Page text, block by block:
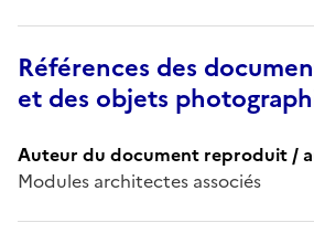
Références des
et des objets
Auteur du document reproduit /
Modules architectes associés